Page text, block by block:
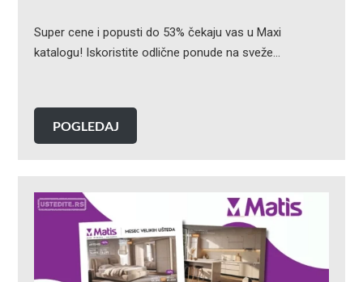
Super cene i popusti do 53% čekaju vas u Maxi
katalogu! Iskoristite odlične ponude na sveže…
POGLEDAJ